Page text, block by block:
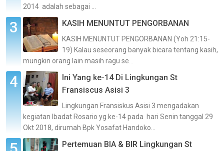
2014 adalah sebagai ...
KASIH MENUNTUT PENGORBANAN
KASIH MENUNTUT PENGORBANAN (Yoh 21:15-
19) Kalau seseorang banyak bicara tentang kasih,
mungkin orang lain masih ragu se...
Ini Yang ke-14 Di Lingkungan St
Fransiscus Asisi 3
Lingkungan Fransiskus Asisi 3 mengadakan
kegiatan Ibadat Rosario yg ke-14 pada hari Senin tanggal 29
Okt 2018, dirumah Bpk Yosafat Handoko...
Pertemuan BIA & BIR Lingkungan St